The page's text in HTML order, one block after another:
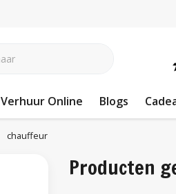
Verhuur Online Blogs
chauffeur
Producten